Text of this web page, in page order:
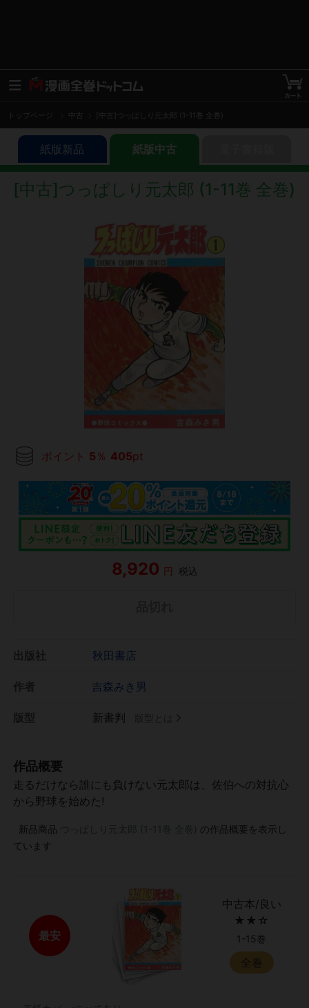
トップページ 中古 [中古]つっぱしり元太郎 (1-11巻 全巻)
紙版新品 紙版中古
[中古]つっぱしり元太郎 (1-11巻 全巻)
ポイント 5 ％ 405pt
8,920 円 税込
秋田書店
吉森みき男
新書判
作品概要
走るだけなら誰にも負けない元太郎は、佐伯への対抗心
から野球を始めた!
新品商品
の作品概要を表示し
ています
最安
中古本/良い
★★☆
1-15巻
全巻